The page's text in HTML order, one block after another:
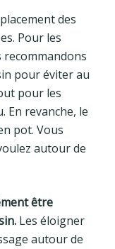
des
Pour les
pour éviter au
pour les
En revanche, le
pot. Vous
autour de
être
Les éloigner
autour de